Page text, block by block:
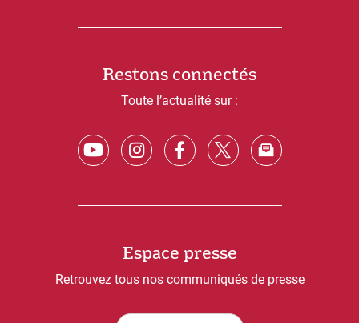
Restons connectés
Toute l’actualité sur :
Espace presse
Retrouvez tous nos communiqués de presse